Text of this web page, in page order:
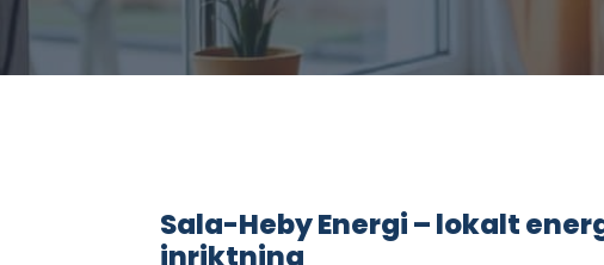
Sala-Heby Energi – lokalt
inriktning